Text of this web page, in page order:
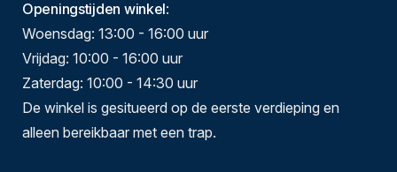
Openingstijden winkel:
Woensdag: 13:00 - 16:00 uur
Vrijdag: 10:00 - 16:00 uur
Zaterdag: 10:00 - 14:30 uur
De winkel is gesitueerd op de eerste verdieping en
alleen bereikbaar met een trap.